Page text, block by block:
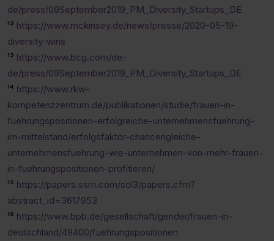
de/press/09September2019_PM_Diversity_Startups_DE
¹² https://www.mckinsey.de/news/presse/2020-05-19-
diversity-wins
¹³ https://www.bcg.com/de-
de/press/09September2019_PM_Diversity_Startups_DE
¹⁴ https://www.rkw-
kompetenzzentrum.de/publikationen/studie/frauen-in-
fuehrungspositionen-erfolgreiche-unternehmensfuehrung-
im-mittelstand/erfolgsfaktor-chancengleiche-
unternehmensfuehrung-wie-unternehmen-von-mehr-frauen-
in-fuehrungspositionen-profitieren/
¹⁵ https://papers.ssrn.com/sol3/papers.cfm?
abstract_id=3617953
¹⁶ https://www.bpb.de/gesellschaft/gender/frauen-in-
deutschland/49400/fuehrungspositionen